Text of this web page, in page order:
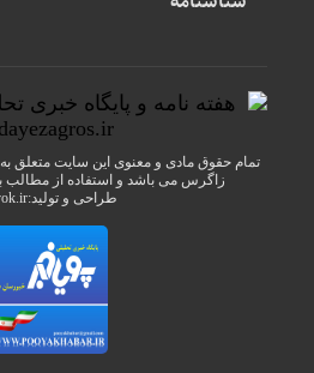
تمام حقوق مادی و معنوی این سایت متعلق به
زاگرس می باشد و استفاده از مطالب
طراحی و تولید: